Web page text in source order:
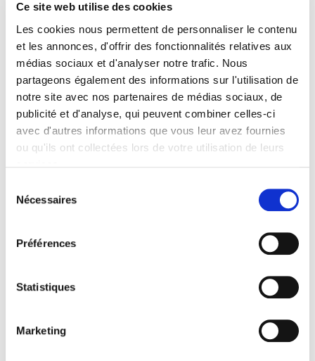
Ce site web utilise des cookies
Les cookies nous permettent de personnaliser le contenu
et les annonces, d'offrir des fonctionnalités relatives aux
médias sociaux et d'analyser notre trafic. Nous
partageons également des informations sur l'utilisation de
notre site avec nos partenaires de médias sociaux, de
publicité et d'analyse, qui peuvent combiner celles-ci
avec d'autres informations que vous leur avez fournies
ou qu'ils ont collectées lors de votre utilisation de leurs
Nécessaires
Préférences
Statistiques
Marketing
Sommaire
Spécifications
Éditeur
Presses de Sciences Po
Directeur éditorial
Revue
20 & 21. Revue d'histoire
02941759
français
Histoire par période
Catégorie (éditeur)